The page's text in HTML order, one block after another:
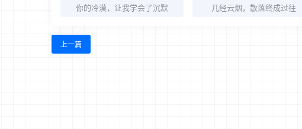
你的冷漠，让我学会了沉默 几经云烟，散落终成过往
上一篇